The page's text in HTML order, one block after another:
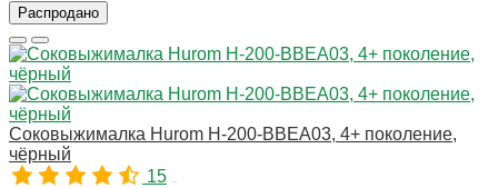
Распродано
Соковыжималка Hurom H-200-BBEA03, 4+ поколение,
чёрный
15